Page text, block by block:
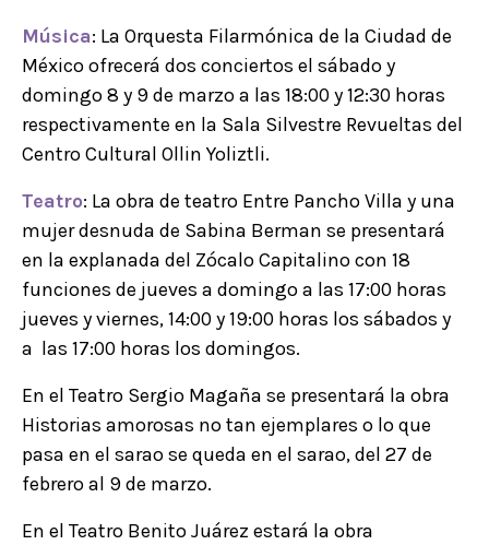
Música: La Orquesta Filarmónica de la Ciudad de
México ofrecerá dos conciertos el sábado y
domingo 8 y 9 de marzo a las 18:00 y 12:30 horas
respectivamente en la Sala Silvestre Revueltas del
Centro Cultural Ollin Yoliztli.
Teatro: La obra de teatro Entre Pancho Villa y una
mujer desnuda de Sabina Berman se presentará
en la explanada del Zócalo Capitalino con 18
funciones de jueves a domingo a las 17:00 horas
jueves y viernes, 14:00 y 19:00 horas los sábados y
a las 17:00 horas los domingos.
En el Teatro Sergio Magaña se presentará la obra
Historias amorosas no tan ejemplares o lo que
pasa en el sarao se queda en el sarao, del 27 de
febrero al 9 de marzo.
En el Teatro Benito Juárez estará la obra